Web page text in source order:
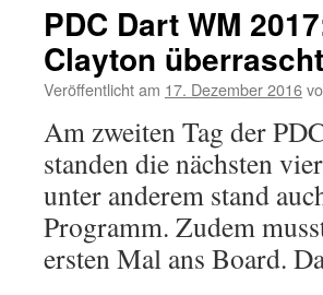
PDC Dart WM
Clayton
Veröffentlicht am 17. Dezember 2016
Am zweiten Tag der
standen die nächsten
unter anderem stand
Programm. Zudem
ersten Mal ans Board.